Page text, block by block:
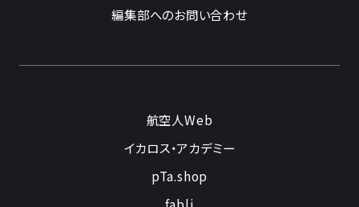
編集部へのお問い合わせ
航空人Web
イカロス・アカデミー
pTa.shop